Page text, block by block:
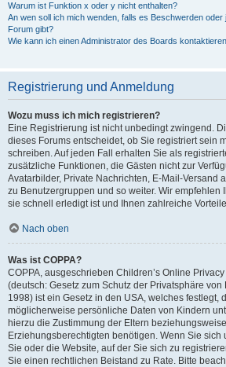
Warum ist Funktion x oder y nicht enthalten?
An wen soll ich mich wenden, falls es Beschwerden
Forum gibt?
Wie kann ich einen Administrator des Boards
Registrierung und Anmeldung
Wozu muss ich mich registrieren?
Eine Registrierung ist nicht unbedingt zwingend.
dieses Forums entscheidet, ob Sie registriert sein
schreiben. Auf jeden Fall erhalten Sie als
zusätzliche Funktionen, die Gästen nicht zur
Avatarbilder, Private Nachrichten, E-Mail-Versand
zu Benutzergruppen und so weiter. Wir empfehlen
sie schnell erledigt ist und Ihnen zahlreiche
Nach oben
Was ist COPPA?
COPPA, ausgeschrieben Children’s Online
(deutsch: Gesetz zum Schutz der Privatsphäre von
1998) ist ein Gesetz in den USA, welches festlegt,
möglicherweise persönliche Daten von Kindern
hierzu die Zustimmung der Eltern
Erziehungsberechtigten benötigen. Wenn Sie sich
Sie oder die Website, auf der Sie sich zu
Sie einen rechtlichen Beistand zu Rate. Bitte